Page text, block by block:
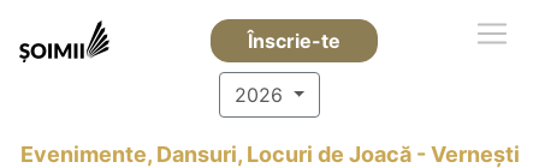
Înscrie-te
2026
Evenimente, Dansuri, Locuri de Joacă - Verneşti